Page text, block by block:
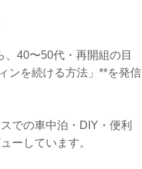
40〜50代・再開組の目
ンを続ける方法」**を発信
での車中泊・DIY・便利
ーしています。